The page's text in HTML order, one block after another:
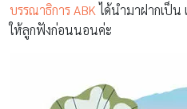
บรรณาธิการ ABKได้นำมาฝากเป็
ให้ลูกฟังก่อนนอนค่ะ